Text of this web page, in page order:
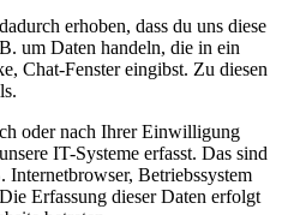
erhoben, dass du uns diese
um Daten handeln, die in ein
Chat-Fenster eingibst. Zu diesen
oder nach Ihrer Einwilligung
IT-Systeme erfasst. Das sind
Betriebssystem
Erfassung dieser Daten erfolgt